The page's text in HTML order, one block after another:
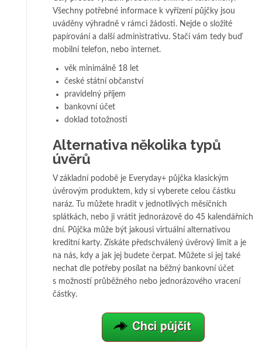
Všechny potřebné informace k vyřízení půjčky jsou
uváděny výhradně v rámci žádosti. Nejde o složité
papírování a další administrativu. Stačí vám tedy buď
mobilní telefon, nebo internet.
věk minimálně 18 let
české státní občanství
pravidelný příjem
bankovní účet
doklad totožnosti
Alternativa několika typů
úvěrů
V základní podobě je Everyday+ půjčka klasickým
úvěrovým produktem, kdy si vyberete celou částku
naráz. Tu můžete hradit v jednotlivých měsíčních
splátkách, nebo ji vrátit jednorázově do 45 kalendářních
dní. Půjčka může být jakousi virtuální alternativou
kreditní karty. Získáte předschválený úvěrový limit a je
na nás, kdy a jak jej budete čerpat. Můžete si jej také
nechat dle potřeby posílat na běžný bankovní účet
s možností průběžného nebo jednorázového vracení
částky.